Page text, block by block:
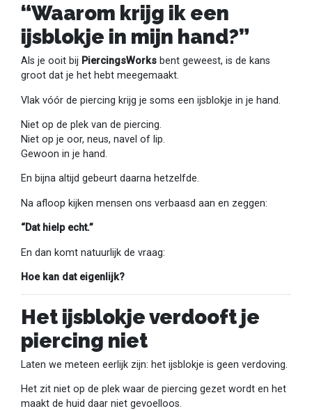
“Waarom krijg ik een
ijsblokje in mijn hand?”
Als je ooit bij PiercingsWorks bent geweest, is de kans
groot dat je het hebt meegemaakt.
Vlak vóór de piercing krijg je soms een ijsblokje in je hand.
Niet op de plek van de piercing.
Niet op je oor, neus, navel of lip.
Gewoon in je hand.
En bijna altijd gebeurt daarna hetzelfde.
Na afloop kijken mensen ons verbaasd aan en zeggen:
“Dat hielp echt.”
En dan komt natuurlijk de vraag:
Hoe kan dat eigenlijk?
Het ijsblokje verdooft je
piercing niet
Laten we meteen eerlijk zijn: het ijsblokje is geen verdoving.
Het zit niet op de plek waar de piercing gezet wordt en het
maakt de huid daar niet gevoelloos.